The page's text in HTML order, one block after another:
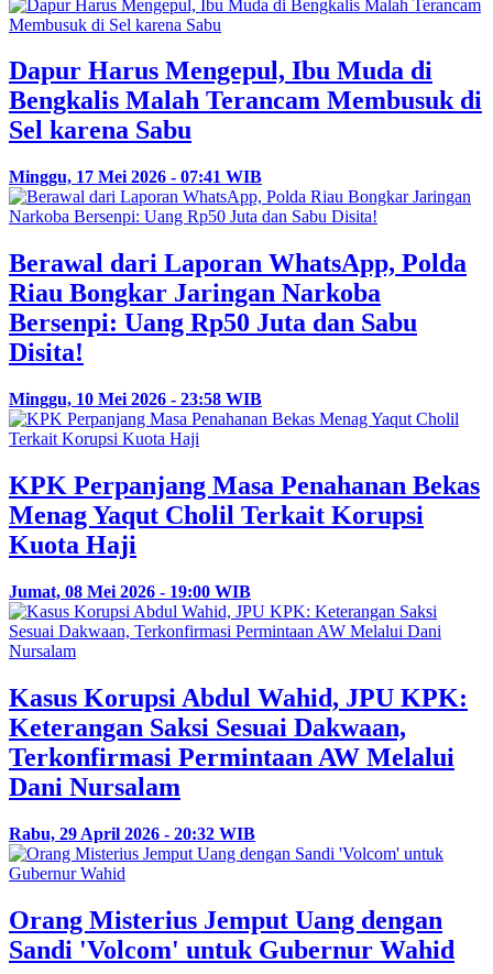
Dapur Harus Mengepul, Ibu Muda di
Bengkalis Malah Terancam Membusuk di
Sel karena Sabu
Minggu, 17 Mei 2026 - 07:41 WIB
Berawal dari Laporan WhatsApp, Polda
Riau Bongkar Jaringan Narkoba
Bersenpi: Uang Rp50 Juta dan Sabu
Disita!
Minggu, 10 Mei 2026 - 23:58 WIB
KPK Perpanjang Masa Penahanan Bekas
Menag Yaqut Cholil Terkait Korupsi
Kuota Haji
Jumat, 08 Mei 2026 - 19:00 WIB
Kasus Korupsi Abdul Wahid, JPU KPK:
Keterangan Saksi Sesuai Dakwaan,
Terkonfirmasi Permintaan AW Melalui
Dani Nursalam
Rabu, 29 April 2026 - 20:32 WIB
Orang Misterius Jemput Uang dengan
Sandi 'Volcom' untuk Gubernur Wahid